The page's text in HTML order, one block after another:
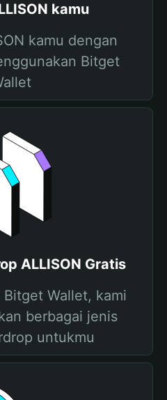
kamu
kamu dengan
Bitget
ALLISON Gratis
Wallet, kami
berbagai jenis
untukmu